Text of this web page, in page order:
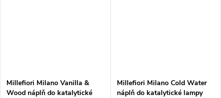
Millefiori Milano Vanilla &
Wood náplň do katalytické
Millefiori Milano Cold Water
náplň do katalytické lampy